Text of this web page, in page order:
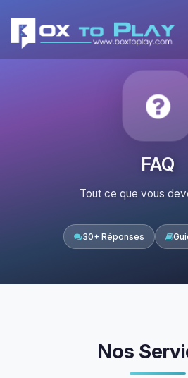
FAQ
Tout ce que vous
30+ Réponses
Nos